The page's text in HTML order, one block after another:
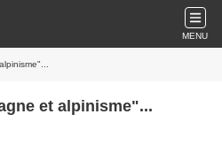
MENU
et alpinisme"...